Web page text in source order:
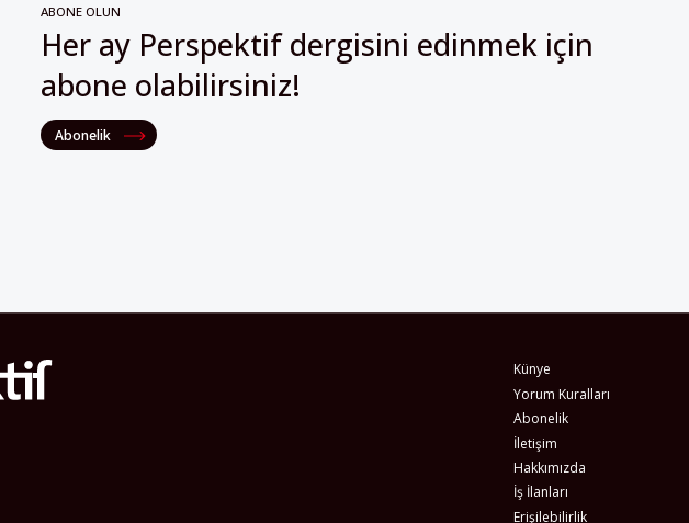
ABONE OLUN
Her ay Perspektif dergisini edinmek için
abone olabilirsiniz!
Abonelik
Künye
Yorum Kuralları
Abonelik
İletişim
Hakkımızda
İş İlanları
Erişilebilirlik